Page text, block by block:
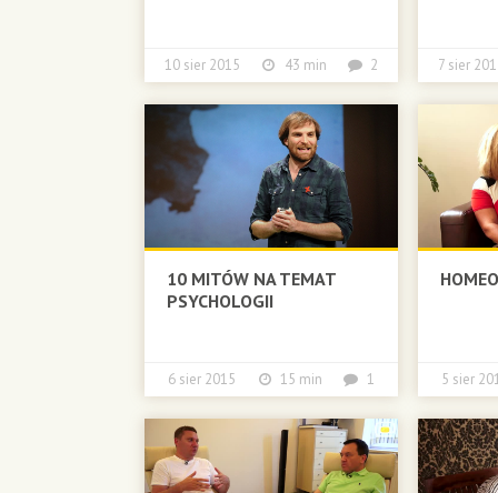
10 sier 2015 43 min 2 7 sier
10 MITÓW NA TEMAT
PSYCHOLOGII
6 sier 2015 15 min 1 5 sier